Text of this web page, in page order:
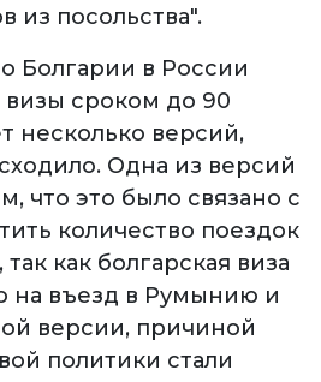
из посольства".
Болгарии в России
визы сроком до 90
несколько версий,
Одна из версий
что это было связано с
количество поездок
как болгарская виза
на въезд в Румынию и
версии, причиной
политики стали